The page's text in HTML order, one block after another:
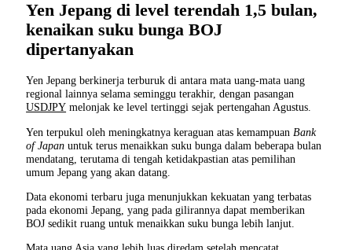
Yen Jepang di level terendah 1,5 bulan,
kenaikan suku bunga BOJ
dipertanyakan
Yen Jepang berkinerja terburuk di antara mata uang-mata uang
regional lainnya selama seminggu terakhir, dengan pasangan
USDJPY melonjak ke level tertinggi sejak pertengahan Agustus.
Yen terpukul oleh meningkatnya keraguan atas kemampuan Bank
of Japan untuk terus menaikkan suku bunga dalam beberapa bulan
mendatang, terutama di tengah ketidakpastian atas pemilihan
umum Jepang yang akan datang.
Data ekonomi terbaru juga menunjukkan kekuatan yang terbatas
pada ekonomi Jepang, yang pada gilirannya dapat memberikan
BOJ sedikit ruang untuk menaikkan suku bunga lebih lanjut.